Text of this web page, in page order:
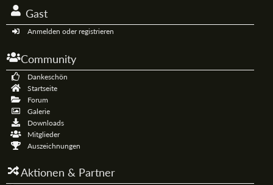
Gast
Anmelden oder registrieren
Community
Dankeschön
Startseite
Forum
Galerie
Downloads
Mitglieder
Auszeichnungen
Aktionen & Partner